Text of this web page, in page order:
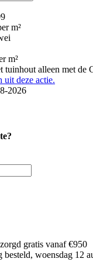
m²
m²
tuinhout alleen met de
uit deze actie.
2026
gratis vanaf €950
besteld, woensdag 12